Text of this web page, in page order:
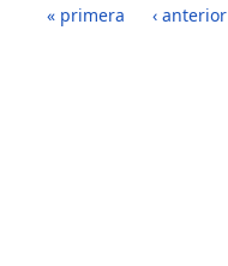
Páginas
« primera ‹ anterior